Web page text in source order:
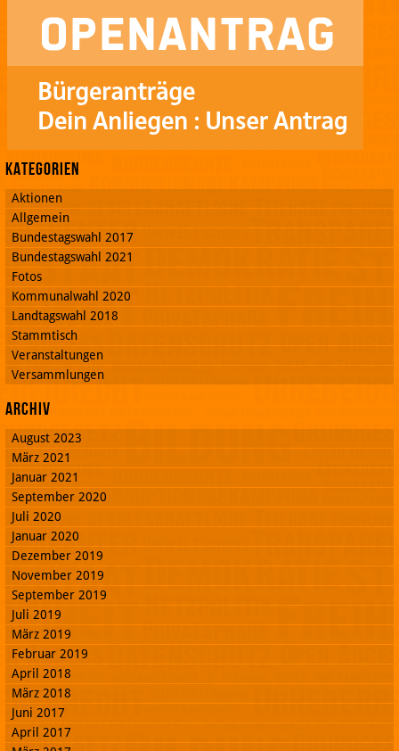
Kategorien
Aktionen
Allgemein
Bundestagswahl 2017
Bundestagswahl 2021
Fotos
Kommunalwahl 2020
Landtagswahl 2018
Stammtisch
Veranstaltungen
Versammlungen
Archiv
August 2023
März 2021
Januar 2021
September 2020
Juli 2020
Januar 2020
Dezember 2019
November 2019
September 2019
Juli 2019
März 2019
Februar 2019
April 2018
März 2018
Juni 2017
April 2017